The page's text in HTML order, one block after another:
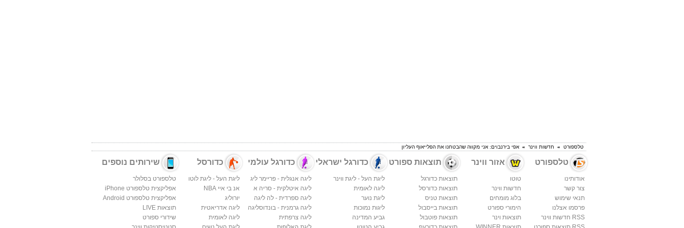
טלספורט » חדשות ווינר » אפי בירנבוים: אני מקווה שהבטחנו את הפלייאוף העליון
טלספורט
אודותינו
צור קשר
תנאי שימוש
פרסמו אצלנו
RSS חדשות ווינר
אזור ווינר
טוטו
חדשות ווינר
בלוג מומחים
הימורי ספורט
תוצאות וינר
תוצאות ספורט
תוצאות כדורגל
תוצאות כדורסל
תוצאות טניס
תוצאות בייסבול
תוצאות פוטבול
כדורגל ישראלי
ליגת העל - ליגת ווינר
ליגה לאומית
ליגת נוער
ליגות נמוכות
גביע המדינה
כדורגל עולמי
ליגה אנגלית - פריימר ליג
ליגה איטלקית - סריה א
ליגה ספרדית - לה ליגה
ליגה גרמנית - בונדוסליגה
ליגה צרפתית
כדורסל
ליגת העל - ליגת לוטו
אנ בי איי NBA
יורוליג
ליגה אדריאטית
ליגה לאומית
שירותים נוספים
טלספורט בסלולר
אפליקצית טלספורט iPhone
אפליקצית טלספורט Android
תוצאות LIVE
שידורי ספורט